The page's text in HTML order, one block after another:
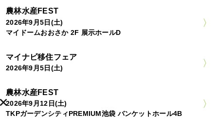
農林水産FEST
2026年9月5日(土)
マイドームおおさか 2F 展示ホールD
マイナビ移住フェア
2026年9月5日(土)
農林水産FEST
2026年9月12日(土)
TKPガーデンシティPREMIUM池袋 バンケットホール4B